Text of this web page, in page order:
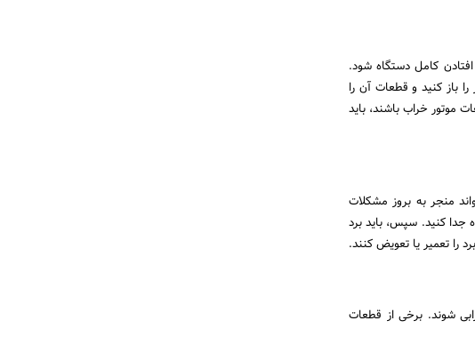
کامل دستگاه شود.
باز کنید و قطعات آن را
موتور خراب باشند، باید
منجر به بروز مشکلات
جدا کنید. سپس، باید برد
را تعمیر یا تعویض کنند.
شوند. برخی از قطعات